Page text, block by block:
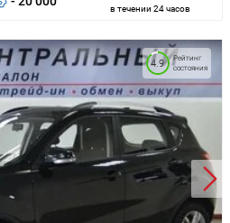
в течении 24 часов
Рейтинг
состояния
4.9